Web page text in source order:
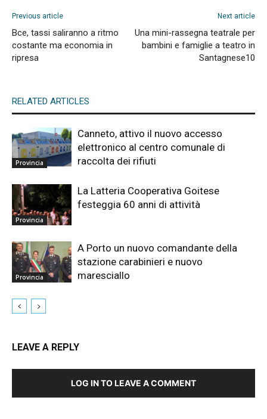
Previous article
Bce, tassi saliranno a ritmo
costante ma economia in
ripresa
Next article
Una mini-rassegna teatrale per
bambini e famiglie a teatro in
Santagnese10
RELATED ARTICLES
Provincia
Canneto, attivo il nuovo accesso
elettronico al centro comunale di
raccolta dei rifiuti
Provincia
La Latteria Cooperativa Goitese
festeggia 60 anni di attività
Provincia
A Porto un nuovo comandante della
stazione carabinieri e nuovo
maresciallo
LEAVE A REPLY
LOG IN TO LEAVE A COMMENT